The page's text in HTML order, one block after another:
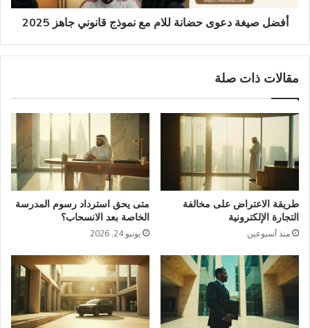
2025
أفضل صيغة دعوى حضانة للام مع نموذج قانوني جاهز 2025
مقالات ذات صلة
طريقة الاعتراض على مخالفة
التجارة الإلكترونية
منذ أسبوعين
متى يحق استرداد رسوم المدرسة
الخاصة بعد الانسحاب؟
يونيو 24, 2026